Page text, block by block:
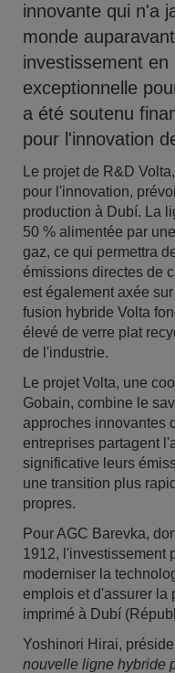
innovante qui n'a
monde
investissement
exceptionnelle
a été soutenu
pour l'innovation
Le projet de R&D
pour l'innovation,
production à Dubí. La
50 % alimentée par
gaz, ce qui permettra
émissions directes de
est également axée
fusion hybride Volta
élevé de verre plat
de l'industrie.
Le projet Volta, une
Gobain, combine le
approches innovantes
entreprises partagent
significative leurs
une transition plus
propres.
Pour AGC Barevka,
1912, l'investissement
moderniser la
emplois et d'assurer la
imprimé à Dubí
Yoshinori Hirai,
nouvelle ligne hybride